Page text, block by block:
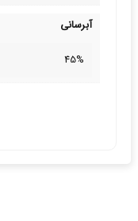
آبرسانی
45%